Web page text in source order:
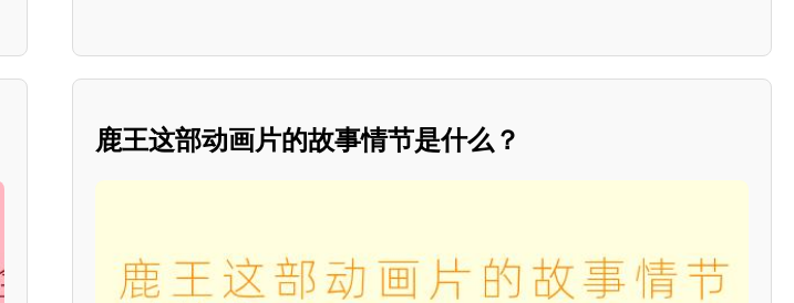
鹿王这部动画片的故事情节是什么？